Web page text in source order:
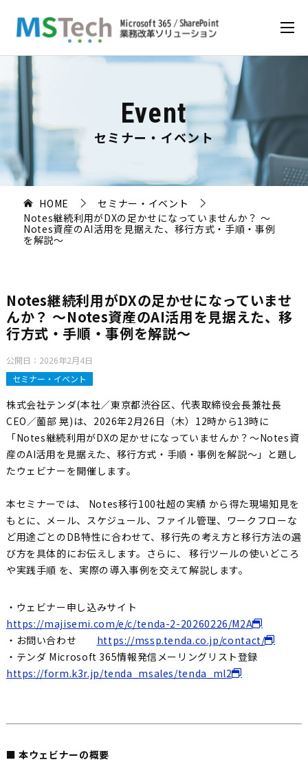
Event
セミナー・イベント
HOME
セミナー・イベント
Notes継続利用がDXの足かせになっていませんか？ ～
Notes資産のAI活用を見据えた、移行方式・手順・事例
を解説～
Notes継続利用がDXの足かせになっていませ
んか？ ～Notes資産のAI活用を見据えた、移
行方式・手順・事例を解説～
公開日： 2026年2月4日
セミナー・イベント
株式会社テンダ(本社／東京都渋谷区、代表取締役会長兼社長
CEO／薗部 晃)は、2026年2月26日（木）12時から13時に
「Notes継続利用がDXの足かせになっていませんか？～Notes資
産のAI活用を見据えた、移行方式・手順・事例を解説～」と題し
たウェビナーを開催します。
本セミナーでは、 Notes移行100社超の実績 から得た現場知見を
もとに、メール、スケジュール、ファイル管理、ワークフローな
ど用途ごとのDB特性に合わせて、移行先の考え方と移行方法の選
び方を具体的にお伝えします。さらに、 移行ツールの使いどころ
や実践手順 を、実際の導入事例を交えて解説します。
・ウェビナー申し込みサイト
https://majisemi.com/e/c/tenda-2-20260226/M2A
・お問い合わせ https://mssp.tenda.co.jp/contact/
・テンダ Microsoft 365情報発信メーリングリスト登録
https://form.k3r.jp/tenda_msales/tenda_ml2
■ 本ウェビナーの概要